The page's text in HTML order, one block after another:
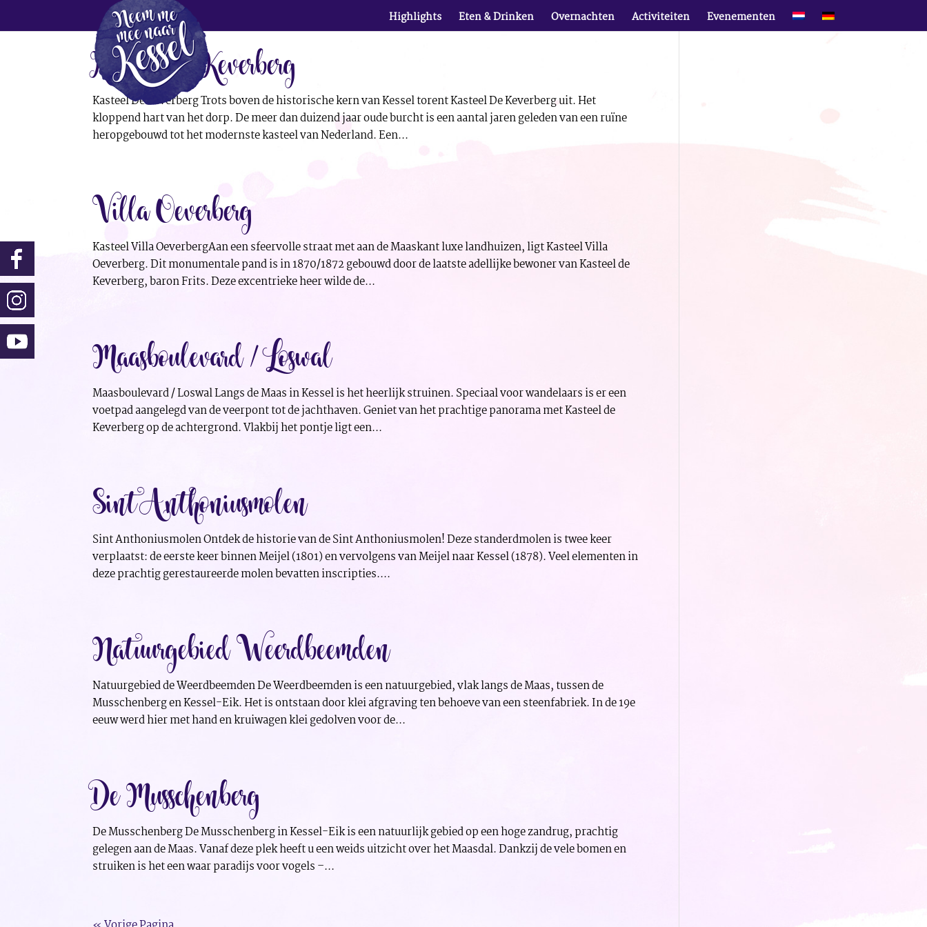
Highlights Eten & Drinken Overnachten Activiteiten Evenementen
Kasteel De Keverberg
Kasteel De Keverberg Trots boven de historische kern van Kessel torent Kasteel De Keverberg uit. Het
kloppend hart van het dorp. De meer dan duizend jaar oude burcht is een aantal jaren geleden van een ruïne
heropgebouwd tot het modernste kasteel van Nederland. Een...
Villa Oeverberg
Kasteel Villa OeverbergAan een sfeervolle straat met aan de Maaskant luxe landhuizen, ligt Kasteel Villa
Oeverberg. Dit monumentale pand is in 1870/1872 gebouwd door de laatste adellijke bewoner van Kasteel de
Keverberg, baron Frits. Deze excentrieke heer wilde de...
Maasboulevard / Loswal
Maasboulevard / Loswal Langs de Maas in Kessel is het heerlijk struinen. Speciaal voor wandelaars is er een
voetpad aangelegd van de veerpont tot de jachthaven. Geniet van het prachtige panorama met Kasteel de
Keverberg op de achtergrond. Vlakbij het pontje ligt een...
Sint Anthoniusmolen
Sint Anthoniusmolen Ontdek de historie van de Sint Anthoniusmolen! Deze standerdmolen is twee keer
verplaatst: de eerste keer binnen Meijel (1801) en vervolgens van Meijel naar Kessel (1878). Veel elementen in
deze prachtig gerestaureerde molen bevatten inscripties....
Natuurgebied Weerdbeemden
Natuurgebied de Weerdbeemden De Weerdbeemden is een natuurgebied, vlak langs de Maas, tussen de
Musschenberg en Kessel-Eik. Het is ontstaan door klei afgraving ten behoeve van een steenfabriek. In de 19e
eeuw werd hier met hand en kruiwagen klei gedolven voor de...
De Musschenberg
De Musschenberg De Musschenberg in Kessel-Eik is een natuurlijk gebied op een hoge zandrug, prachtig
gelegen aan de Maas. Vanaf deze plek heeft u een weids uitzicht over het Maasdal. Dankzij de vele bomen en
struiken is het een waar paradijs voor vogels –...